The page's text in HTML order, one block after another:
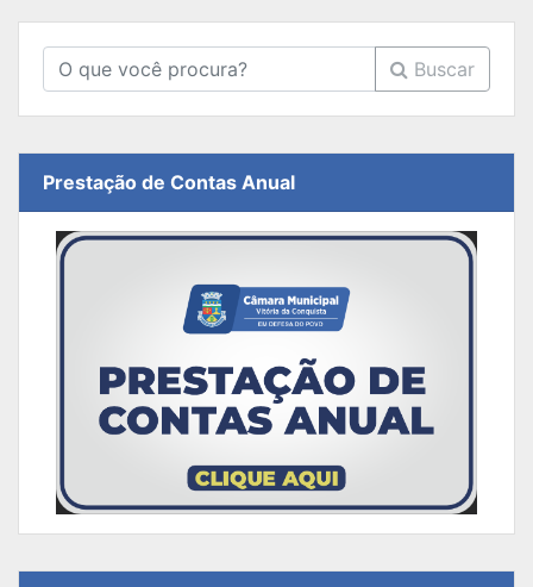
Buscar
Prestação de Contas Anual